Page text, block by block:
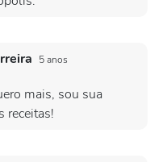
5 anos
mais, sou sua
receitas!